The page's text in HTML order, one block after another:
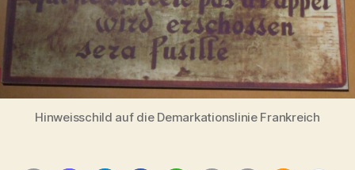
Hinweisschild auf die Demarkationslinie Frankreich